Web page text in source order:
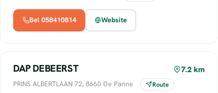
Bel 058410814 Website
DAP DEBEERST 7.2 km
PRINS ALBERTLAAN 72, 8660 De Panne Route